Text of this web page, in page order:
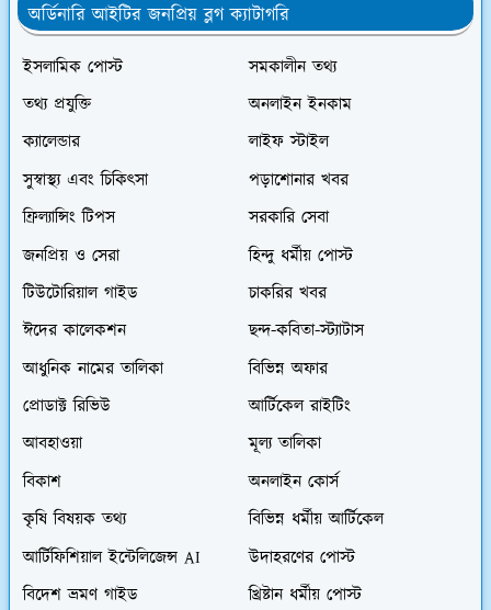
অর্ডিনারি আইটির জনপ্রিয় ব্লগ ক্যাটাগরি
ইসলামিক পোস্ট
সমকালীন তথ্য
তথ্য প্রযুক্তি
অনলাইন ইনকাম
ক্যালেন্ডার
লাইফ স্টাইল
সুস্বাস্থ্য এবং চিকিৎসা
পড়াশোনার খবর
ফ্রিল্যান্সিং টিপস
সরকারি সেবা
জনপ্রিয় ও সেরা
হিন্দু ধর্মীয় পোস্ট
টিউটোরিয়াল গাইড
চাকরির খবর
ঈদের কালেকশন
ছন্দ-কবিতা-স্ট্যাটাস
আধুনিক নামের তালিকা
বিভিন্ন অফার
প্রোডাক্ট রিভিউ
আর্টিকেল রাইটিং
আবহাওয়া
মূল্য তালিকা
বিকাশ
অনলাইন কোর্স
কৃষি বিষয়ক তথ্য
বিভিন্ন ধর্মীয় আর্টিকেল
আর্টিফিশিয়াল ইন্টেলিজেন্স AI
উদাহরণের পোস্ট
বিদেশ ভ্রমণ গাইড
খ্রিষ্টান ধর্মীয় পোস্ট